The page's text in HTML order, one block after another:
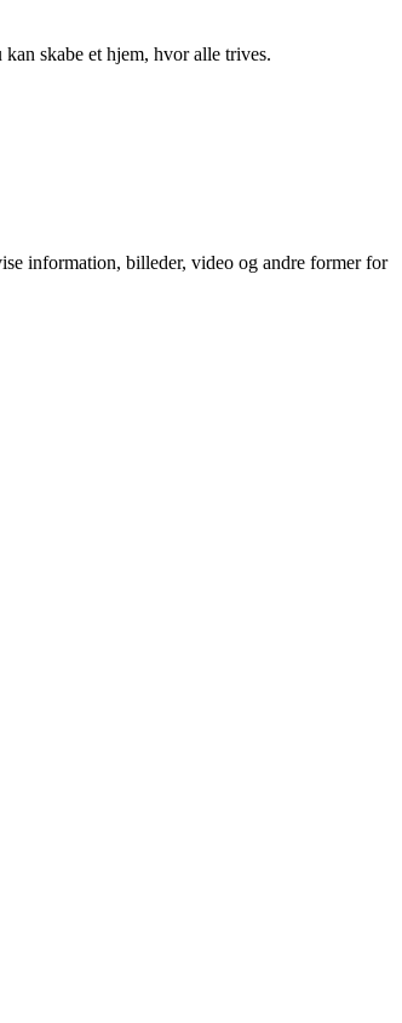
skabe et hjem, hvor alle trives.
information, billeder, video og andre former for